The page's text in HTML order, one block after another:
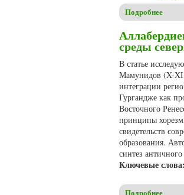
Подробнее
среды
В статье
Мамунидов (X-XI
интеграции
Гургандже как
Восточного
принципы
свидетельств
образования.
синтез
Ключевые слова: